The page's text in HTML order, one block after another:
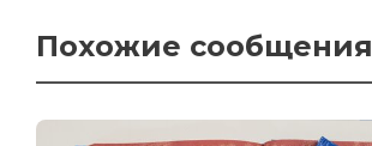
Похожие сообщения